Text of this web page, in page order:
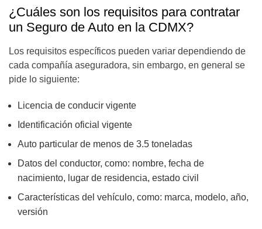
¿Cuáles son los requisitos para contratar
un Seguro de Auto en la CDMX?
Los requisitos específicos pueden variar dependiendo de
cada compañía aseguradora, sin embargo, en general se
pide lo siguiente:
Licencia de conducir vigente
Identificación oficial vigente
Auto particular de menos de 3.5 toneladas
Datos del conductor, como: nombre, fecha de
nacimiento, lugar de residencia, estado civil
Características del vehículo, como: marca, modelo, año,
versión